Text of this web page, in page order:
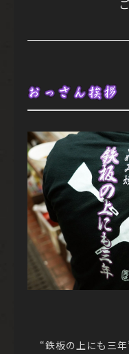
おっさん挨拶
“鉄板の上にも三